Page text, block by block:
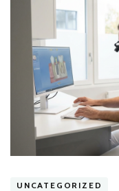
UNCATEGORIZED